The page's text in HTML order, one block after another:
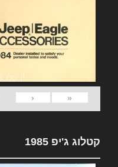
«
‹
קטלוג ג'יפ 1985